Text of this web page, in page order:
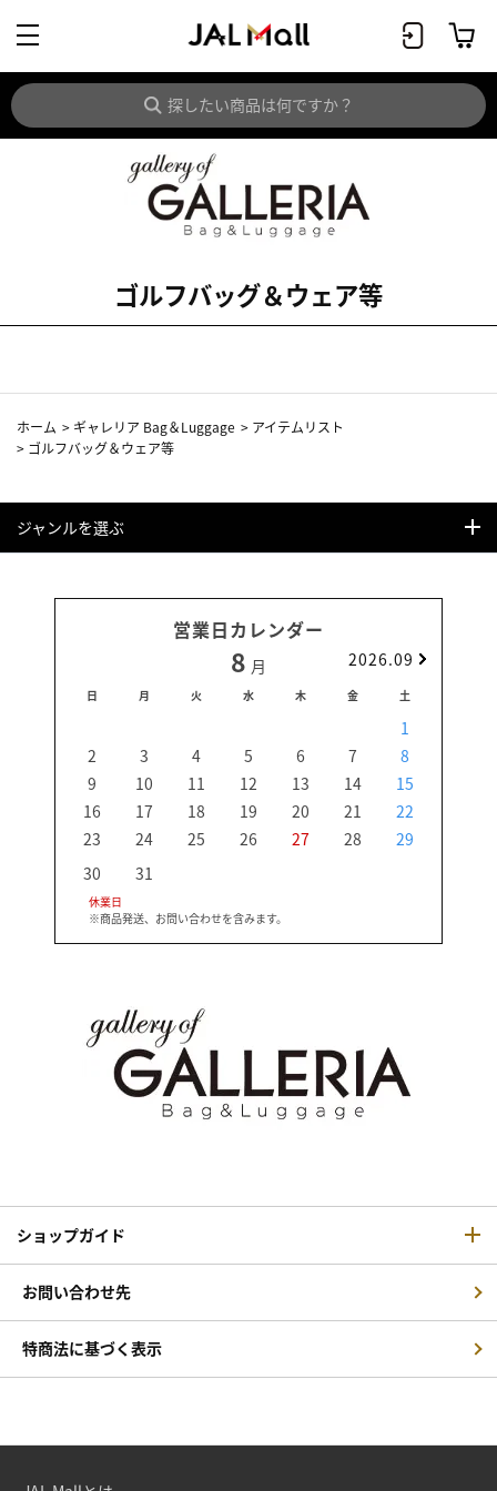
ゴルフバッグ＆ウェア等
ホーム > ギャレリア Bag＆Luggage > アイテムリスト
> ゴルフバッグ＆ウェア等
ジャンルを選ぶ
営業日カレンダー
8 月 2026.09
日 月 火 水 木 金 土
1
2
3 4 5 6 7
8
9
10 11 12 13 14
15
16
17 18 19 20 21
22
23
24 25 26 27 28
29
30
31
休業日
※商品発送、お問い合わせを含みます。
ショップガイド
お問い合わせ先
特商法に基づく表示